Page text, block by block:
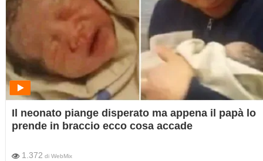
Il neonato piange disperato ma appena il papà lo
prende in braccio ecco cosa accade
1.372 di WebMix